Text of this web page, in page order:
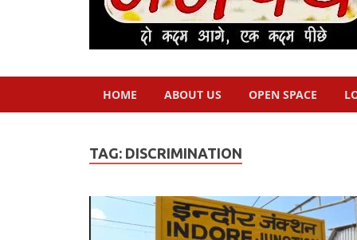
HOME ABOUT US OPEN SPACE
TAG: DISCRIMINATION